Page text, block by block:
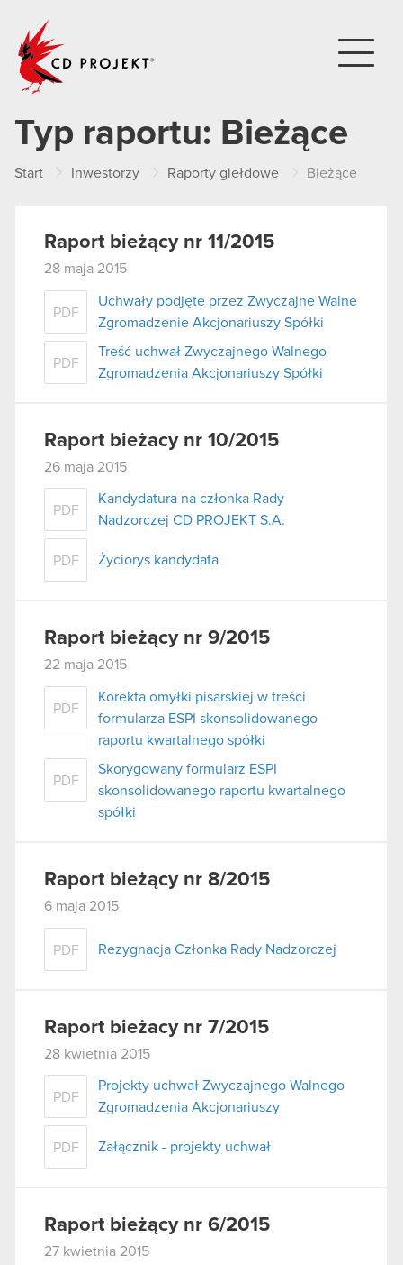
Typ raportu: Bieżące
Start Inwestorzy Raporty giełdowe Bieżące
Raport bieżący nr 11/2015
28 maja 2015
PDF
Uchwały podjęte przez Zwyczajne Walne
Zgromadzenie Akcjonariuszy Spółki
PDF
Treść uchwał Zwyczajnego Walnego
Zgromadzenia Akcjonariuszy Spółki
Raport bieżacy nr 10/2015
26 maja 2015
PDF
Kandydatura na członka Rady
Nadzorczej CD PROJEKT S.A.
PDF Życiorys kandydata
Raport bieżący nr 9/2015
22 maja 2015
PDF
Korekta omyłki pisarskiej w treści
formularza ESPI skonsolidowanego
raportu kwartalnego spółki
PDF
Skorygowany formularz ESPI
skonsolidowanego raportu kwartalnego
spółki
Raport bieżący nr 8/2015
6 maja 2015
PDF Rezygnacja Członka Rady Nadzorczej
Raport bieżacy nr 7/2015
28 kwietnia 2015
PDF
Projekty uchwał Zwyczajnego Walnego
Zgromadzenia Akcjonariuszy
PDF Załącznik - projekty uchwał
Raport bieżący nr 6/2015
27 kwietnia 2015